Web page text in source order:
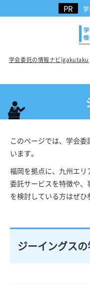
学会委託の情報ナビ|gakutaku
このページでは、学会
います。
福岡を拠点に、九州エ
委託サービスを特徴や
を検討している方はぜひ
ジーイングス